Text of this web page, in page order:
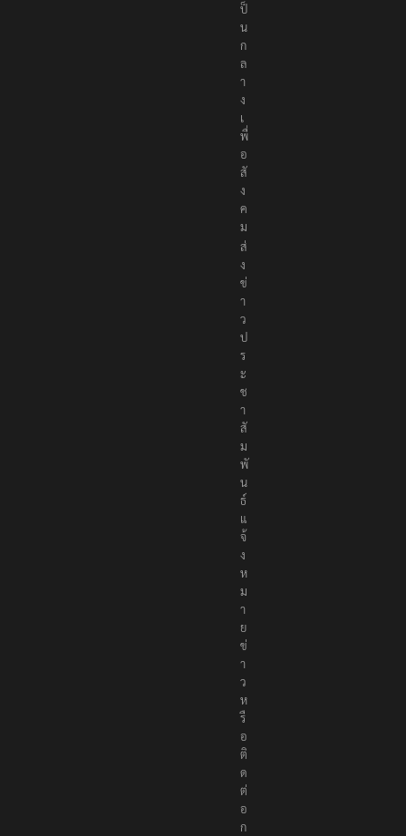
ป็
น
ก
ล
า
ง
เ
พื่
อ
สั
ง
ค
ม
ส่
ง
ข่
า
ว
ป
ร
ะ
ช
า
สั
ม
พั
น
ธ์
แ
จ้
ง
ห
ม
า
ย
ข่
า
ว
ห
รื
อ
ติ
ด
ต่
อ
ก